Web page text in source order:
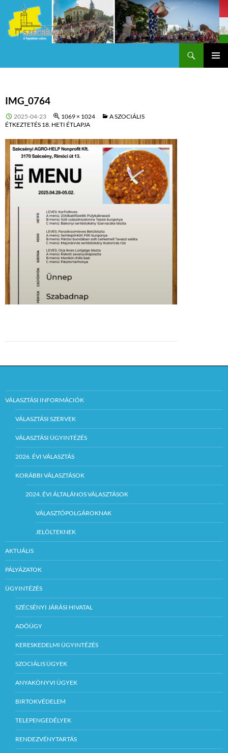
IMG_0764
2025-04-23 1069 × 1024
A SZOCIÁLIS
ÉTKEZTETÉS 18. HETI ÉTLAPJA
VÁLASZTÁSI INFORMÁCIÓK
VÁLASZTÁSI SZERVEK
VÁLASZTÁSI ÜGYINTÉZÉS
2026. ÉVI VÁLASZTÁS
KORÁBBI VÁLASZTÁSOK
2024. ÉVI ÁLTALÁNOS VÁLASZTÁSOK
VÁLASZTÓPOLGÁROKNAK
JELÖLTEKNEK
AKTUÁLIS
PÁLYÁZATOK
ÜGYINTÉZÉS
SZÉCSÉNYI JÁRÁSI HIVATAL
ADÓÜGY
KERESKEDELMI ÜGYINTÉZÉS
SZOCIÁLIS ÜGYEK
ANYAKÖNYVI ÜGYEK
BIRTOKVÉDELEM
TELEPENGEDÉLYEK
RENDEZVÉNYTARTÁS